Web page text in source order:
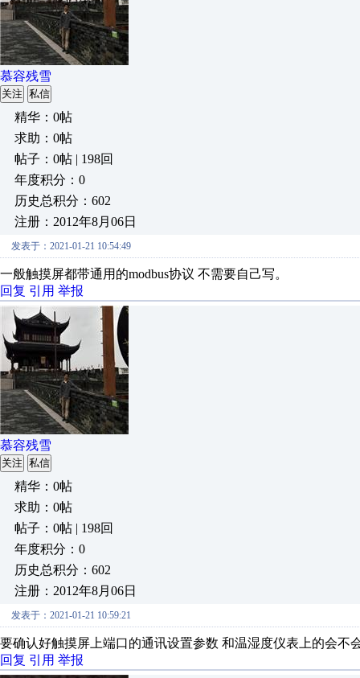
慕容残雪
关注 私信
精华：0帖
求助：0帖
帖子：0帖 | 198回
年度积分：0
历史总积分：602
注册：2012年8月06日
发表于：2021-01-21 10:54:49
一般触摸屏都带通用的modbus协议 不需要自己写。
回复 引用 举报
慕容残雪
关注 私信
精华：0帖
求助：0帖
帖子：0帖 | 198回
年度积分：0
历史总积分：602
注册：2012年8月06日
发表于：2021-01-21 10:59:21
要确认好触摸屏上端口的通讯设置参数 和温湿度仪表上的会不
回复 引用 举报